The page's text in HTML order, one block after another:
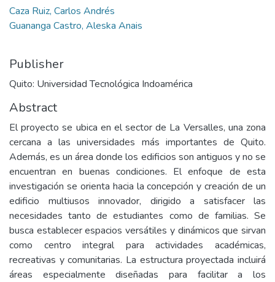
Caza Ruiz, Carlos Andrés
Guananga Castro, Aleska Anais
Publisher
Quito: Universidad Tecnológica Indoamérica
Abstract
El proyecto se ubica en el sector de La Versalles, una zona
cercana a las universidades más importantes de Quito.
Además, es un área donde los edificios son antiguos y no se
encuentran en buenas condiciones. El enfoque de esta
investigación se orienta hacia la concepción y creación de un
edificio multiusos innovador, dirigido a satisfacer las
necesidades tanto de estudiantes como de familias. Se
busca establecer espacios versátiles y dinámicos que sirvan
como centro integral para actividades académicas,
recreativas y comunitarias. La estructura proyectada incluirá
áreas especialmente diseñadas para facilitar a los